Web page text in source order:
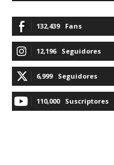
132,439 Fans
12,196 Seguidores
6,999 Seguidores
110,000 Suscriptores